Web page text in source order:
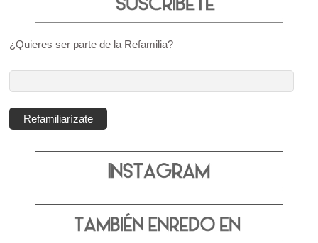
¿Quieres ser parte de la Refamilia?
correo
electrónico:
Refamiliarízate